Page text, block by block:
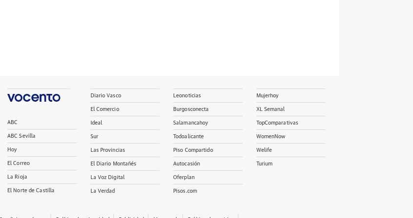
ABC
ABC Sevilla
Hoy
El Correo
La Rioja
El Norte de Castilla
Diario Vasco
El Comercio
Ideal
Sur
Las Provincias
El Diario Montañés
La Voz Digital
La Verdad
Leonoticias
Burgosconecta
Salamancahoy
Todoalicante
Piso Compartido
Autocasión
Oferplan
Pisos.com
Mujerhoy
XL Semanal
TopComparativas
WomenNow
Welife
Turium